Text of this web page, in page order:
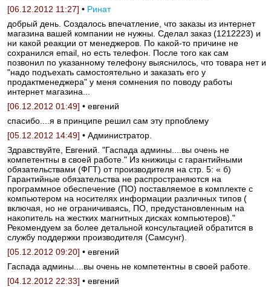
[06.12.2012 11:27] • Ринат
добрый день. Создалось впечатление, что заказы из интернет
магазина вашей компании не нужны. Сделал заказ (1212223) и
ни какой реакции от менеджеров. По какой-то причине не
сохранился email, но есть телефон. После того как сам
позвонил по указанному телефону выяснилось, что товара нет и
"надо подъехать самостоятельно и заказать его у
продактменеджера" у меня сомнения по поводу работы
интернет магазина...
[06.12.2012 01:49] • евгений
спасибо....я в принципе решил сам эту прпоблему
[05.12.2012 14:49] • Администратор.
Здравствуйте, Евгений. "Гаспада админы....вы очень не
компетентны в своей работе." Из книжицы с гарантийными
обязательствами (ФГТ) от производителя на стр. 5: « б)
Гарантийные обязательства не распространяются на
программное обеспечение (ПО) поставляемое в комплекте с
компьютером на носителях информации различных типов (
включая, но не ограничиваясь, ПО, предустановленным на
накопитель на жестких магнитных дисках компьютеров)."
Рекомендуем за более детальной консультацией обратится в
службу поддержки производителя (Самсунг).
[05.12.2012 09:20] • евгений
Гаспада админы....вы очень не компетентны в своей работе.
[04.12.2012 22:33] • евгений